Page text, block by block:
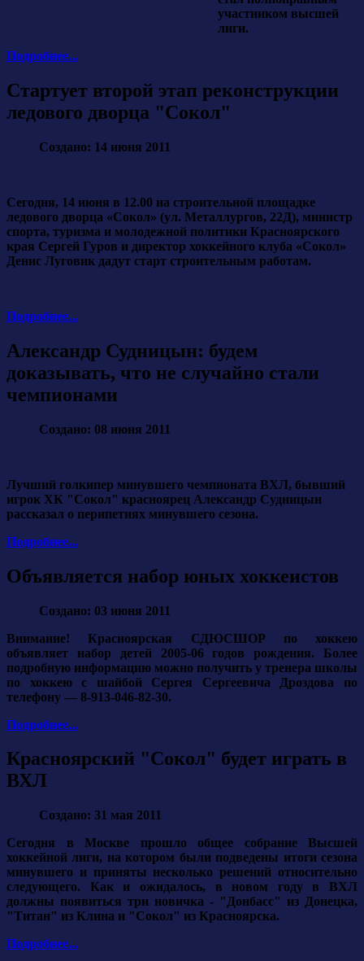
участником высшей
лиги.
Подробнее...
Стартует второй этап реконструкции
ледового дворца "Сокол"
Создано: 14 июня 2011
Сегодня, 14 июня в 12.00 на строительной площадке
ледового дворца «Сокол» (ул. Металлургов, 22Д), министр
спорта, туризма и молодежной политики Красноярского
края Сергей Гуров и директор хоккейного клуба «Сокол»
Денис Луговик дадут старт строительным работам.
Подробнее...
Александр Судницын: будем
доказывать, что не случайно стали
чемпионами
Создано: 08 июня 2011
Лучший голкипер минувшего чемпионата ВХЛ, бывший
игрок ХК "Сокол" красноярец Александр Судницын
рассказал о перипетиях минувшего сезона.
Подробнее...
Объявляется набор юных хоккеистов
Создано: 03 июня 2011
Внимание! Красноярская СДЮСШОР по хоккею
объявляет набор детей 2005-06 годов рождения. Более
подробную информацию можно получить у тренера школы
по хоккею с шайбой Сергея Сергеевича Дроздова по
телефону — 8-913-046-82-30.
Подробнее...
Красноярский "Сокол" будет играть в
ВХЛ
Создано: 31 мая 2011
Сегодня в Москве прошло общее собрание Высшей
хоккейной лиги, на котором были подведены итоги сезона
минувшего и приняты несколько решений относительно
следующего. Как и ожидалось, в новом году в ВХЛ
должны появиться три новичка - "Донбасс" из Донецка,
"Титан" из Клина и "Сокол" из Красноярска.
Подробнее...